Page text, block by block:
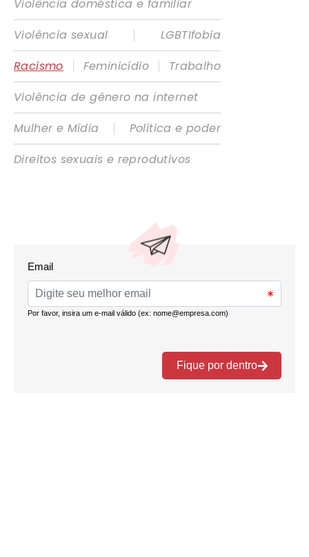
Violência doméstica e familiar
Violência sexual
|
LGBTIfobia
Racismo
| Feminicídio |
Trabalho
Violência de gênero na internet
Mulher e Mídia
|
Política e poder
Direitos sexuais e reprodutivos